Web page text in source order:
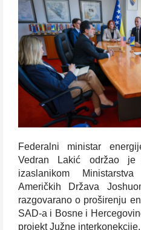
Federalni ministar
Vedran Lakić održao je
izaslanikom
Američkih Država
razgovarano o proširenju
SAD-a i Bosne i
projekt Južne interkonekcije.